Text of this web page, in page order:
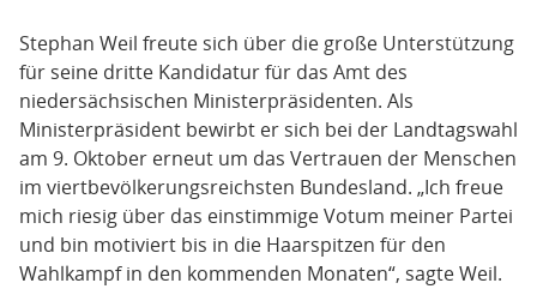
Stephan Weil freute sich über die große Unterstützung
für seine dritte Kandidatur für das Amt des
niedersächsischen Ministerpräsidenten. Als
Ministerpräsident bewirbt er sich bei der Landtagswahl
am 9. Oktober erneut um das Vertrauen der Menschen
im viertbevölkerungsreichsten Bundesland. „Ich freue
mich riesig über das einstimmige Votum meiner Partei
und bin motiviert bis in die Haarspitzen für den
Wahlkampf in den kommenden Monaten“, sagte Weil.